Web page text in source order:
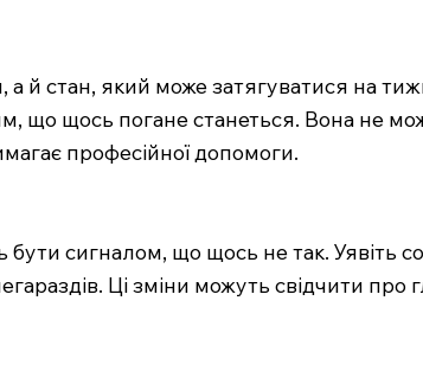
стан, який може затягуватися на
що щось погане станеться. Вона не
професійної допомоги.
сигналом, що щось не так. Уявіть
Ці зміни можуть свідчити